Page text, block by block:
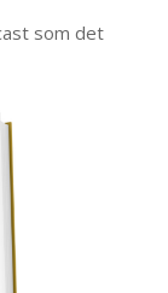
som det